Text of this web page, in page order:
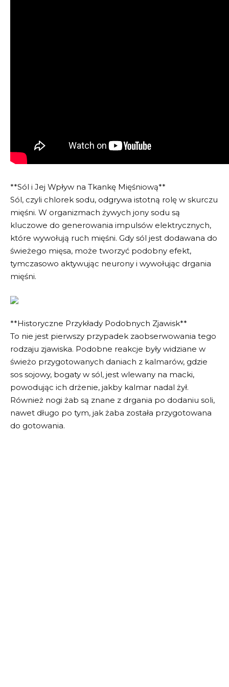
**Sól i Jej Wpływ na Tkankę Mięśniową**
Sól, czyli chlorek sodu, odgrywa istotną rolę w skurczu
mięśni. W organizmach żywych jony sodu są
kluczowe do generowania impulsów elektrycznych,
które wywołują ruch mięśni. Gdy sól jest dodawana do
świeżego mięsa, może tworzyć podobny efekt,
tymczasowo aktywując neurony i wywołując drgania
mięśni.
**Historyczne Przykłady Podobnych Zjawisk**
To nie jest pierwszy przypadek zaobserwowania tego
rodzaju zjawiska. Podobne reakcje były widziane w
świeżo przygotowanych daniach z kalmarów, gdzie
sos sojowy, bogaty w sól, jest wlewany na macki,
powodując ich drżenie, jakby kalmar nadal żył.
Również nogi żab są znane z drgania po dodaniu soli,
nawet długo po tym, jak żaba została przygotowana
do gotowania.